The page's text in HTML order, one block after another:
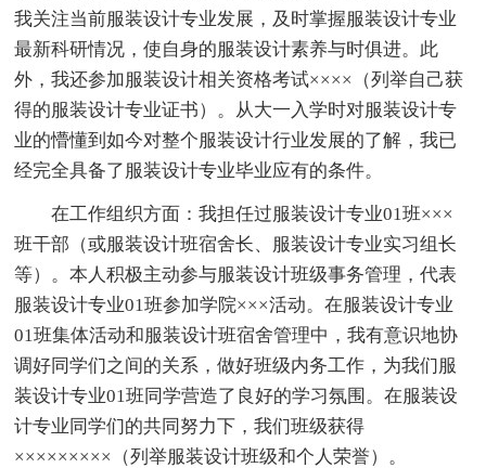
我关注当前服装设计专业发展，及时掌握服装设计专业
最新科研情况，使自身的服装设计素养与时俱进。此
外，我还参加服装设计相关资格考试××××（列举自己获
得的服装设计专业证书）。从大一入学时对服装设计专
业的懵懂到如今对整个服装设计行业发展的了解，我已
经完全具备了服装设计专业毕业应有的条件。
在工作组织方面：我担任过服装设计专业01班×××
班干部（或服装设计班宿舍长、服装设计专业实习组长
等）。本人积极主动参与服装设计班级事务管理，代表
服装设计专业01班参加学院×××活动。在服装设计专业
01班集体活动和服装设计班宿舍管理中，我有意识地协
调好同学们之间的关系，做好班级内务工作，为我们服
装设计专业01班同学营造了良好的学习氛围。在服装设
计专业同学们的共同努力下，我们班级获得
×××××××××（列举服装设计班级和个人荣誉）。